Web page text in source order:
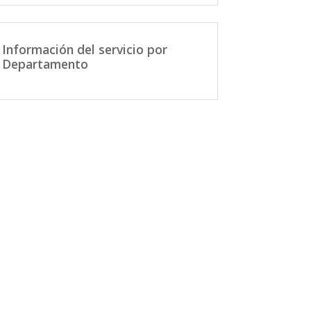
Información del servicio por
Departamento